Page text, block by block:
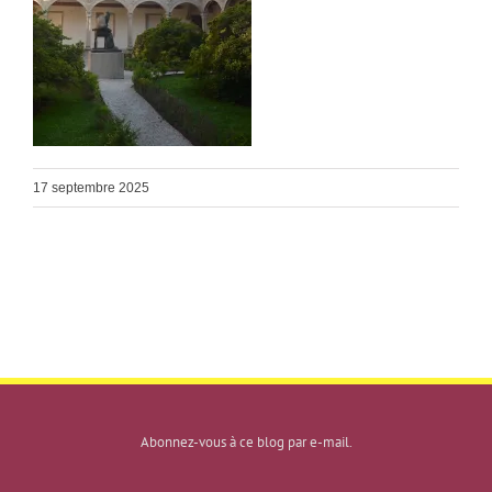
17 septembre 2025
Abonnez-vous à ce blog par e-mail.